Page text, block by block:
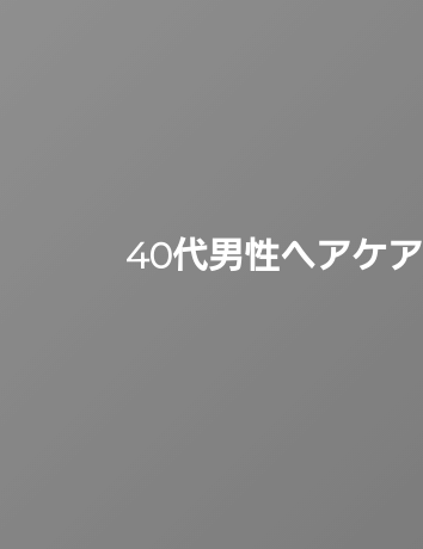
40代男性ヘアケ